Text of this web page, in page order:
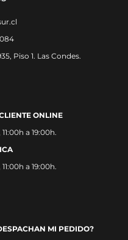
Piso 1. Las Condes.
ONLINE
a 19:00h.
a 19:00h.
MI PEDIDO?